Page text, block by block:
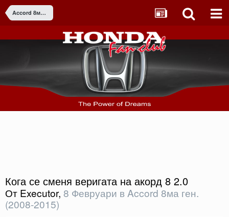
Accord 8ма ген. (2008-2015)
Кога се сменя веригата на акорд 8 2.0
От Executor, 8 Февруари в Accord 8ма ген.
(2008-2015)